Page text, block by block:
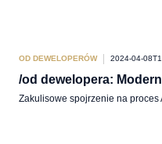
OD DEWELOPERÓW 2024-04-
/od dewelopera:
Zakulisowe spojrzenie na proces